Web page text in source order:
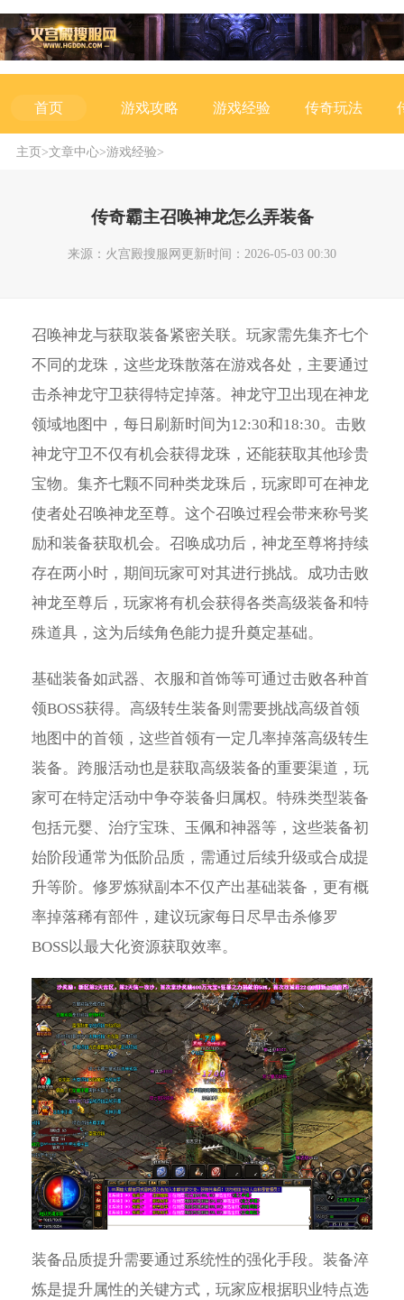
首页 游戏攻略 游戏经验 传奇玩法
主页>文章中心>游戏经验>
传奇霸主召唤神龙怎么弄装备
来源：火宫殿搜服网更新时间：2026-05-03 00:30
召唤神龙与获取装备紧密关联。玩家需先集齐七个
不同的龙珠，这些龙珠散落在游戏各处，主要通过
击杀神龙守卫获得特定掉落。神龙守卫出现在神龙
领域地图中，每日刷新时间为12:30和18:30。击败
神龙守卫不仅有机会获得龙珠，还能获取其他珍贵
宝物。集齐七颗不同种类龙珠后，玩家即可在神龙
使者处召唤神龙至尊。这个召唤过程会带来称号奖
励和装备获取机会。召唤成功后，神龙至尊将持续
存在两小时，期间玩家可对其进行挑战。成功击败
神龙至尊后，玩家将有机会获得各类高级装备和特
殊道具，这为后续角色能力提升奠定基础。
基础装备如武器、衣服和首饰等可通过击败各种首
领BOSS获得。高级转生装备则需要挑战高级首领
地图中的首领，这些首领有一定几率掉落高级转生
装备。跨服活动也是获取高级装备的重要渠道，玩
家可在特定活动中争夺装备归属权。特殊类型装备
包括元婴、治疗宝珠、玉佩和神器等，这些装备初
始阶段通常为低阶品质，需通过后续升级或合成提
升等阶。修罗炼狱副本不仅产出基础装备，更有概
率掉落稀有部件，建议玩家每日尽早击杀修罗
BOSS以最大化资源获取效率。
装备品质提升需要通过系统性的强化手段。装备淬
炼是提升属性的关键方式，玩家应根据职业特点选